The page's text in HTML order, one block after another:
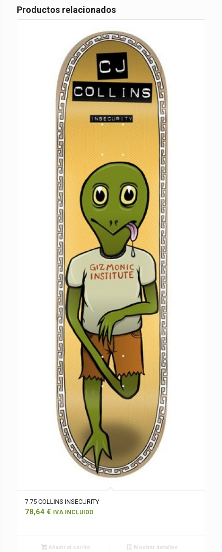
Productos relacionados
7.75 COLLINS INSECURITY
78,64 € IVA INCLUIDO
Añadir al carrito Mostrar detalles